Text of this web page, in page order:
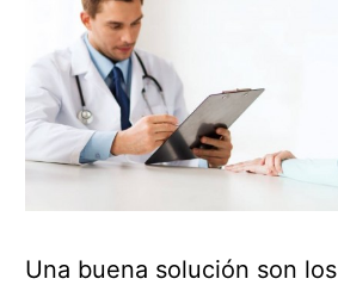
Una buena solución son los